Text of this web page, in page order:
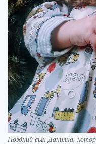
Поздний сын Данилка,